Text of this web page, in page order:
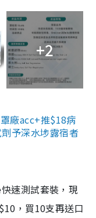
+2
廠acc+推$18病
予深水埗露宿者
速測試套裝，現
，買10支再送口